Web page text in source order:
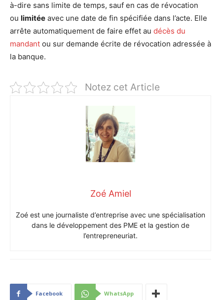
à-dire sans limite de temps, sauf en cas de révocation
ou limitée avec une date de fin spécifiée dans l’acte. Elle
arrête automatiquement de faire effet au décès du
mandant ou sur demande écrite de révocation adressée à
la banque.
Notez cet Article
Zoé Amiel
Zoé est une journaliste d’entreprise avec une spécialisation
dans le développement des PME et la gestion de
l’entrepreneuriat.
Facebook WhatsApp